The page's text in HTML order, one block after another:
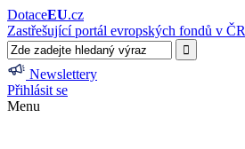
DotaceEU.cz
Zastřešující portál evropských fondů v ČR
Newslettery
Přihlásit se
Menu